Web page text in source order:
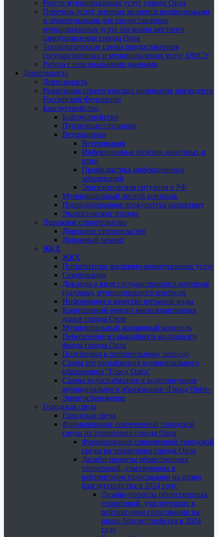
Реестр муниципальных услуг города Орла
Перечень услуг, которые являются необходимыми
и обязательными для предоставления
муниципальных услуг органами местного
самоуправления города Орла
Технологические схемы предоставления
государственных и муниципальных услуг ОМСУ
Работа с персональными данными
Деятельность
Деятельность
Реализация стратегических инициатив президента
Российской Федерации
Благоустройство
Благоустройство
Публичные слушания
Ветеринария
Ветеринария
Инфекционные болезни животных и
птиц
Профилактика инфекционных
заболеваний
Эпизоотическая ситуация в РФ
Муниципальный лесной контроль
Природоохранная прокуратура разъясняет
Экологические отряды
Дорожное строительство
Дорожное строительство
Дорожный ремонт
ЖКХ
ЖКХ
Потребителю жилищно-коммунальных услуг
Газификация
Доклады о виде государственного контроля
(надзора), муниципального контроля
Информация о качестве питьевой воды
Капитальный ремонт многоквартирных
домов города Орла
Муниципальный жилищный контроль
Переселение из аварийного жилищного
фонда города Орла
Подготовка к отопительному периоду
Схема теплоснабжения муниципального
образования "Город Орёл"
Схемы водоснабжения и водоотведения
муниципального образования «Город Орёл»
Энергосбережение
Городская среда
Городская среда
Формирование современной городской
среды на территории города Орла
Формирование современной городской
среды на территории города Орла
Дизайн-проекты общественных
территорий, участвующих в
рейтинговом голосовании на право
благоустройства в 2024 году
Дизайн-проекты общественных
территорий, участвующих в
рейтинговом голосовании на
право благоустройства в 2024
году